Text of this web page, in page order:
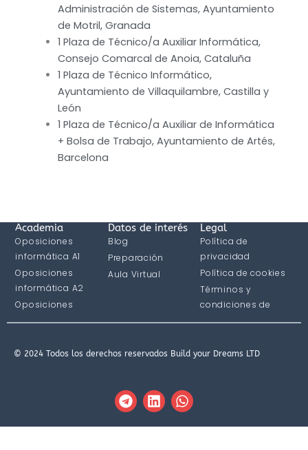
Administración de Sistemas, Ayuntamiento
de Motril, Granada
1 Plaza de Técnico/a Auxiliar Informática,
Consejo Comarcal de Anoia, Cataluña
1 Plaza de Técnico Informático,
Ayuntamiento de Villaquilambre, Castilla y
León
1 Plaza de Técnico/a Auxiliar de Informática
+ Bolsa de Trabajo, Ayuntamiento de Artés,
Barcelona
Academia
Oposiciones
informática A1
Oposiciones
informática A2
Oposiciones
informática C1
Datos de interés
Blog
Preparación
Aula Virtual
Legal
Política de
privacidad
Política de cookies
Términos y
condiciones de
compra
© 2024 Todos los derechos reservados Build your Dreams LTD
T
e
l
L
i
n
W
h
a